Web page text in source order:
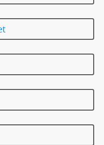
Skiss af Selma Lagerlöf
Lisa Wennervik, hade en [styvmor]…”
händer (Prosafragment)
är som ni kanske vet ett mycket långt land…”
är som ni kanske vet ett mycket långt land…”
havremjöl
står grå…”
Holgersson/ Brödlimpa
(Nobelpristagare om Nobelprisen)